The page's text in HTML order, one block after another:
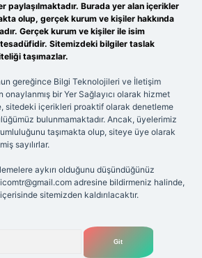
paylaşılmaktadır. Burada yer alan içerikler
olup, gerçek kurum ve kişiler hakkında
Gerçek kurum ve kişiler ile isim
Sitemizdeki bilgiler taslak
taşımazlar.
gereğince Bilgi Teknolojileri ve İletişim
onaylanmış bir Yer Sağlayıcı olarak hizmet
sitedeki içerikleri proaktif olarak denetleme
bulunmamaktadır. Ancak, üyelerimiz
taşımakta olup, siteye üye olarak
sayılırlar.
aykırı olduğunu düşündüğünüz
adresine bildirmeniz halinde,
sitemizden kaldırılacaktır.